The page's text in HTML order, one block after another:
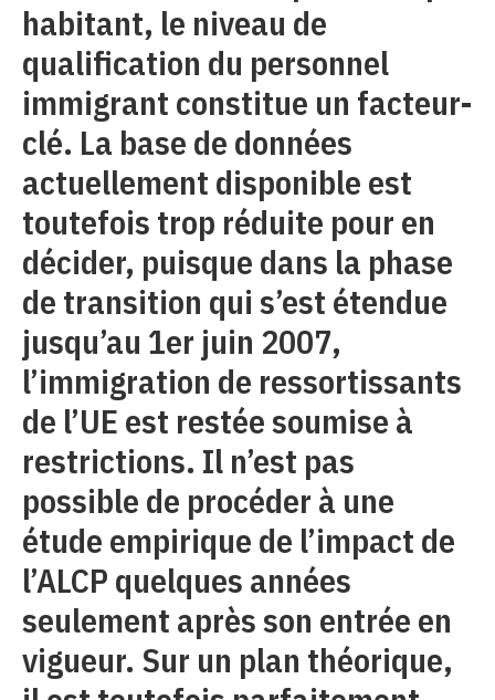
habitant, le niveau de
qualification du personnel
immigrant constitue un facteur-
clé. La base de données
actuellement disponible est
toutefois trop réduite pour en
décider, puisque dans la phase
de transition qui s’est étendue
jusqu’au 1er juin 2007,
l’immigration de ressortissants
de l’UE est restée soumise à
restrictions. Il n’est pas
possible de procéder à une
étude empirique de l’impact de
l’ALCP quelques années
seulement après son entrée en
vigueur. Sur un plan théorique,